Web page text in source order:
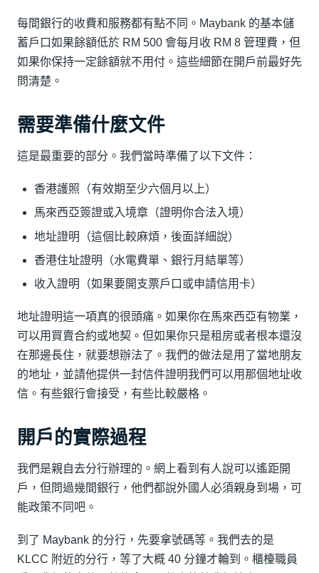
每間銀行的收費和服務都有點不同。Maybank 的基本儲
蓄戶口如果餘額低於 RM 500 會每月收 RM 8 管理費，但
如果你保持一定餘額就不用付。這些細節在開戶前最好先
問清楚。
需要準備什麼文件
這是最重要的部分。我們當時準備了以下文件：
香港護照（有效期至少六個月以上）
馬來西亞簽證或入境章（證明你合法入境）
地址證明（這個比較麻煩，後面詳細說）
香港住址證明（水電費單、銀行月結單等）
收入證明（如果要開支票戶口或申請信用卡）
地址證明這一項真的很頭痛。如果你在馬來西亞有物業，
可以用買賣合約或地契。但如果你只是租房或者根本還沒
在那邊長住，就要想辦法了。我們的做法是用了當地朋友
的地址，並請他提供一封信件證明我們可以用那個地址收
信。有些銀行會接受，有些比較嚴格。
開戶的實際過程
我們是親自去分行辦理的。網上看到有人說可以遙距開
戶，但問過幾間銀行，他們都說外國人必須親身到場，可
能政策不同吧。
到了 Maybank 的分行，先要拿號碼等。我們去的是
KLCC 附近的分行，等了大概 40 分鐘才輪到。櫃檯職員